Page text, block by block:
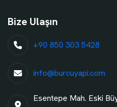
Bize Ulaşın
+90 850 303 5428
info@burcuyapi.com
Esentepe Mah. Eski